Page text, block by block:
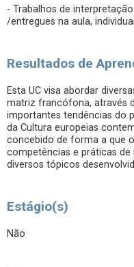
- Trabalhos de
/entregues na aula,
Resultados de
Esta UC visa abordar
matriz francófona, através
importantes tendências do
da Cultura europeias
concebido de forma a que
competências e práticas de
diversos tópicos
Estágio(s)
Não